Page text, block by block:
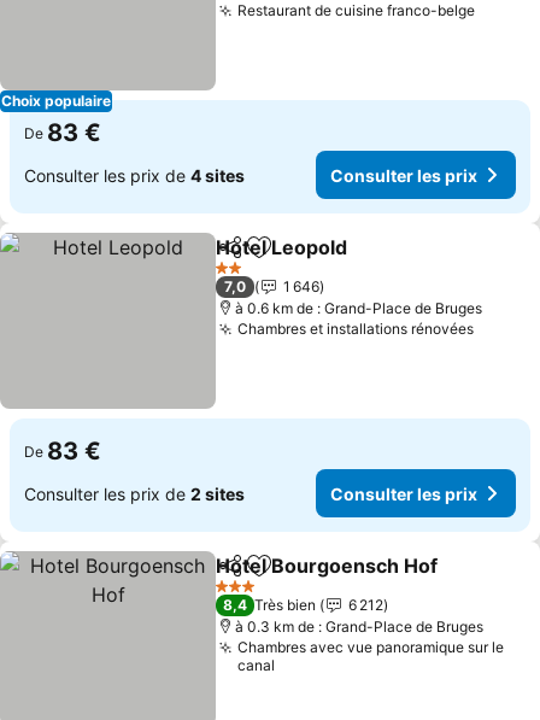
Choix populaire
Restaurant de cuisine franco-belge
De 83 €
Consulter les prix de 4 sites Consulter les prix
PartagerAjouter à mes favoris
Hotel Leopold
2 Étoiles
7,0
1 646
à 0.6 km de : Grand-Place de Bruges
Chambres et installations rénovées
De 83 €
Consulter les prix de 2 sites Consulter les prix
PartagerAjouter à mes favoris
Hotel Bourgoensch Hof
3 Étoiles
8,4 Très bien
6 212
à 0.3 km de : Grand-Place de Bruges
Chambres avec vue panoramique sur le
canal